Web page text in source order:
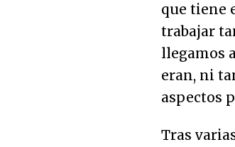
que tiene
trabajar
llegamos
eran, ni
aspectos
Tras